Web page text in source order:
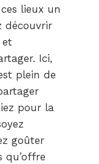
lieux un
découvrir
et
Ici,
plein de
pour la
goûter
qu’offre